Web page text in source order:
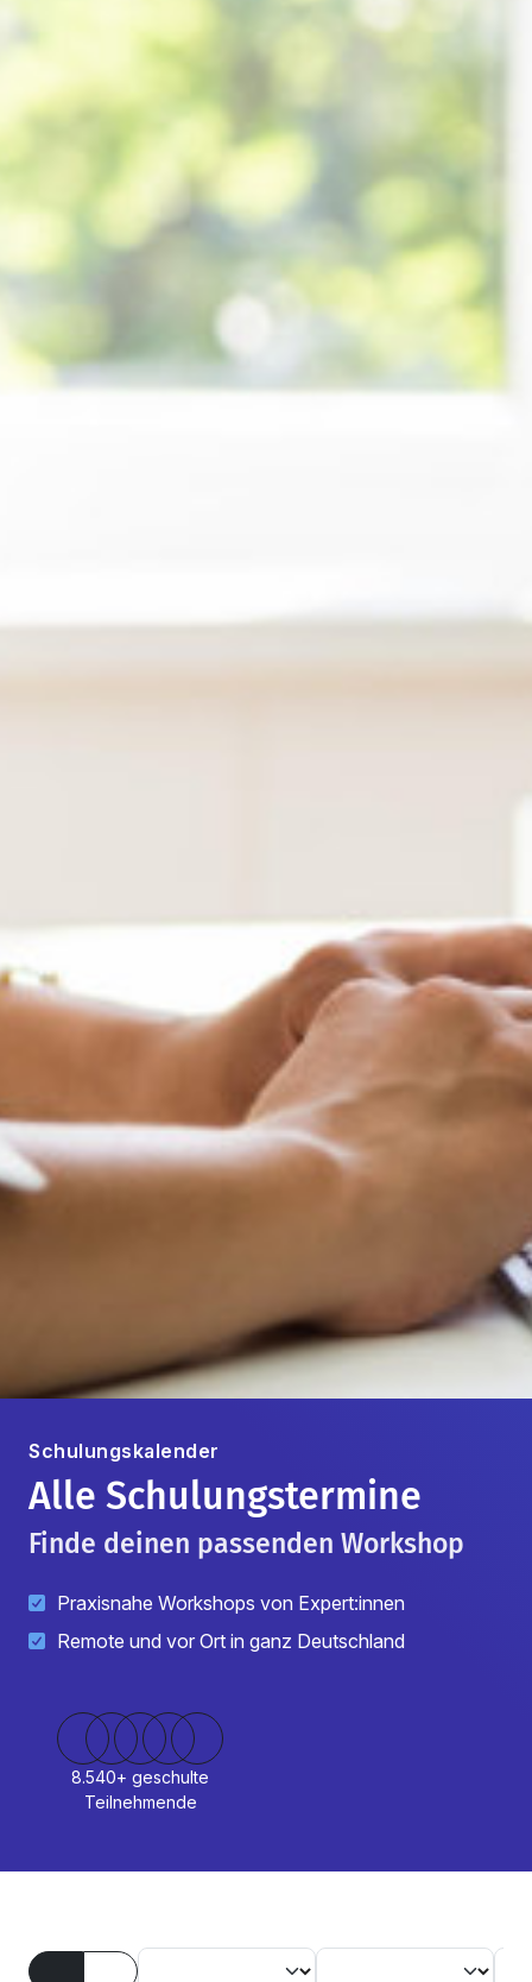
Schulungskalender
Alle Schulungstermine
Finde deinen passenden Workshop
Praxisnahe Workshops von Expert:innen
Remote und vor Ort in ganz Deutschland
8.540+ geschulte
Teilnehmende